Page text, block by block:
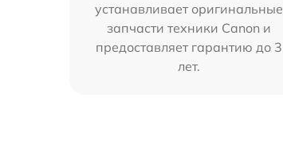
устанавливает оригинальные
запчасти техники Canon и
предоставляет гарантию до 3
лет.